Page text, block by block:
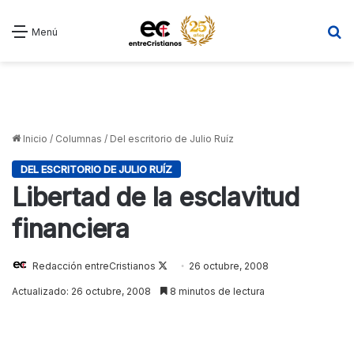
Menú
Inicio / Columnas / Del escritorio de Julio Ruíz
DEL ESCRITORIO DE JULIO RUÍZ
Libertad de la esclavitud
financiera
Redacción entreCristianos
Follow
on
26 octubre, 2008
Actualizado: 26 octubre, 2008 8 minutos de lectura